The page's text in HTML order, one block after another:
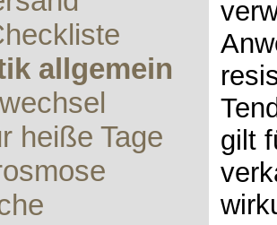
allgemein
heiße Tage
gilt